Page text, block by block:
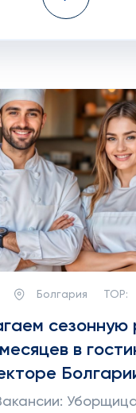
Болгария TOP:
сезонную
в